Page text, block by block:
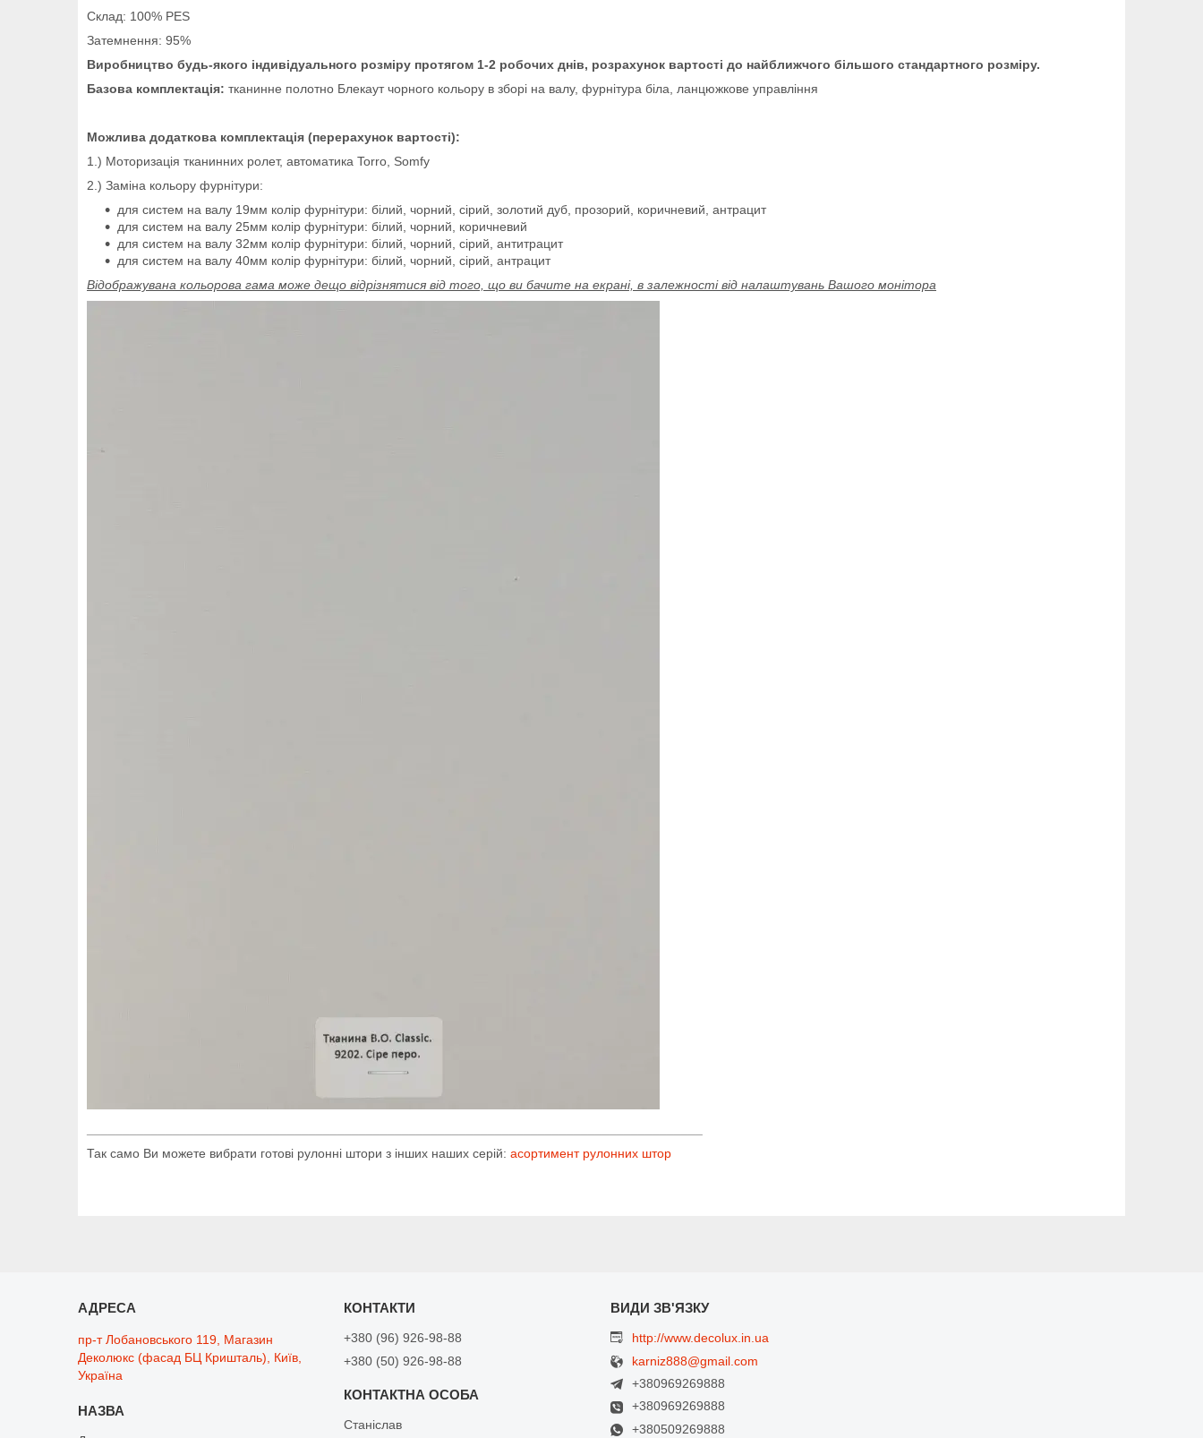
Склад: 100% PES
Затемнення: 95%
Виробництво будь-якого індивідуального розміру протягом 1-2 робочих днів, розрахунок вартості до найближчого більшого стандартного розміру.
Базова комплектація: тканинне полотно Блекаут чорного кольору в зборі на валу, фурнітура біла, ланцюжкове управління
Можлива додаткова комплектація (перерахунок вартості):
1.) Моторизація тканинних ролет, автоматика Torro, Somfy
2.) Заміна кольору фурнітури:
для систем на валу 19мм колір фурнітури: білий, чорний, сірий, золотий дуб, прозорий, коричневий, антрацит
для систем на валу 25мм колір фурнітури: білий, чорний, коричневий
для систем на валу 32мм колір фурнітури: білий, чорний, сірий, антитрацит
для систем на валу 40мм колір фурнітури: білий, чорний, сірий, антрацит
Відображувана кольорова гама може дещо відрізнятися від того, що ви бачите на екрані, в залежності від налаштувань Вашого монітора
Так само Ви можете вибрати готові рулонні штори з інших наших серій: асортимент рулонних штор
пр-т Лобановського 119, Магазин
Деколюкс (фасад БЦ Кришталь), Київ,
Україна
+380 (96) 926-98-88
+380 (50) 926-98-88
Станіслав
http://www.decolux.in.ua
karniz888@gmail.com
+380969269888
+380969269888
+380509269888